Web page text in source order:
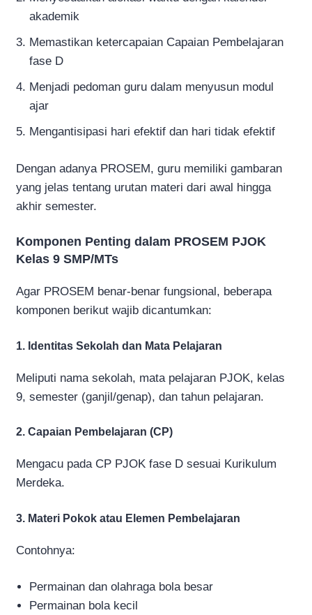
akademik
Memastikan ketercapaian Capaian Pembelajaran
fase D
Menjadi pedoman guru dalam menyusun modul
ajar
Mengantisipasi hari efektif dan hari tidak efektif
Dengan adanya PROSEM, guru memiliki gambaran
yang jelas tentang urutan materi dari awal hingga
akhir semester.
Komponen Penting dalam PROSEM PJOK
Kelas 9 SMP/MTs
Agar PROSEM benar-benar fungsional, beberapa
komponen berikut wajib dicantumkan:
1. Identitas Sekolah dan Mata Pelajaran
Meliputi nama sekolah, mata pelajaran PJOK, kelas
9, semester (ganjil/genap), dan tahun pelajaran.
2. Capaian Pembelajaran (CP)
Mengacu pada CP PJOK fase D sesuai Kurikulum
Merdeka.
3. Materi Pokok atau Elemen Pembelajaran
Contohnya:
Permainan dan olahraga bola besar
Permainan bola kecil